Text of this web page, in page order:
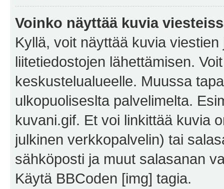
Voinko näyttää kuvia
Kyllä, voit näyttää kuvia
liitetiedostojen lähettämisen.
keskustelualueelle. Muussa
ulkopuoliseslta palvelimelta.
kuvani.gif. Et voi linkittää kuvia
julkinen verkkopalvelin) tai
sähköposti ja muut salasanan
Käytä BBCoden [img] tagia.